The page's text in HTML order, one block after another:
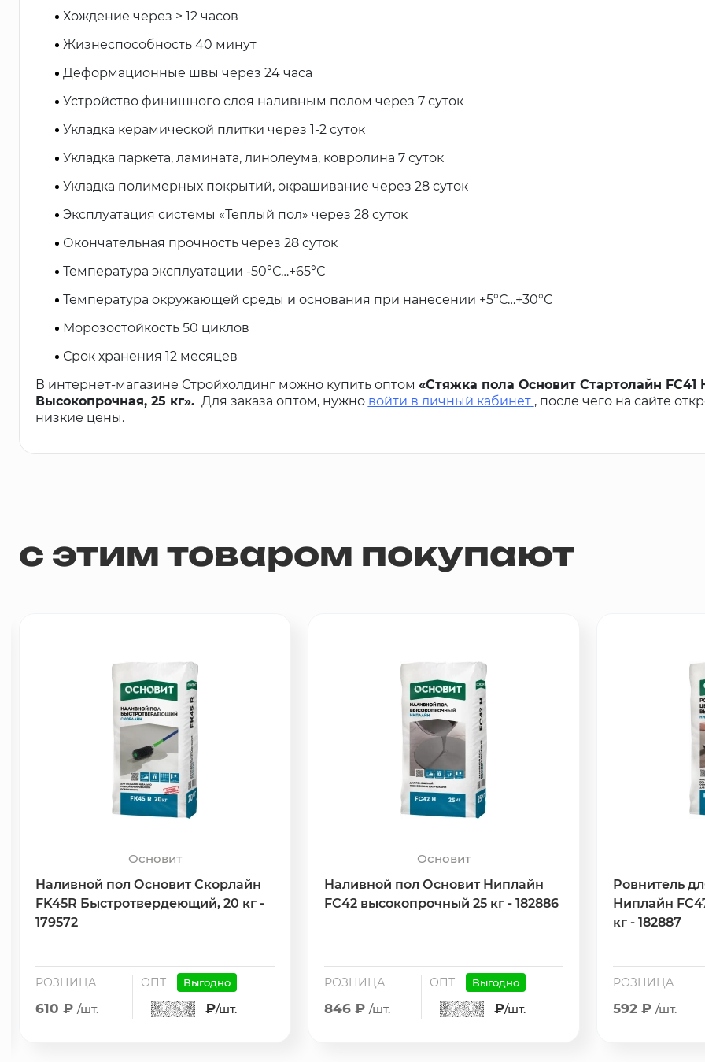
Хождение через ≥ 12 часов
Жизнеспособность 40 минут
Деформационные швы через 24 часа
Устройство финишного слоя наливным полом через 7 суток
Укладка керамической плитки через 1-2 суток
Укладка паркета, ламината, линолеума, ковролина 7 суток
Укладка полимерных покрытий, окрашивание через 28 суток
Эксплуатация системы «Теплый пол» через 28 суток
Окончательная прочность через 28 суток
Температура эксплуатации -50°С…+65°С
Температура окружающей среды и основания при нанесении +5°С…+30°С
Морозостойкость 50 циклов
Срок хранения 12 месяцев
В интернет-магазине Стройхолдинг можно купить оптом «Стяжка пола Основит Стартолайн FC41
Высокопрочная, 25 кг». Для заказа оптом, нужно войти в личный кабинет , после чего на сайте
низкие цены.
с этим товаром покупают
Основит
Наливной пол Основит Скорлайн
FK45R Быстротвердеющий, 20 кг -
179572
РОЗНИЦА
610 ₽ /шт.
ОПТ Выгодно
₽/шт.
Основит
Наливной пол Основит Ниплайн
FС42 высокопрочный 25 кг - 182886
РОЗНИЦА
846 ₽ /шт.
ОПТ Выгодно
₽/шт.
Ровнитель
Ниплайн
кг - 182887
РОЗНИЦА
592 ₽ /шт.